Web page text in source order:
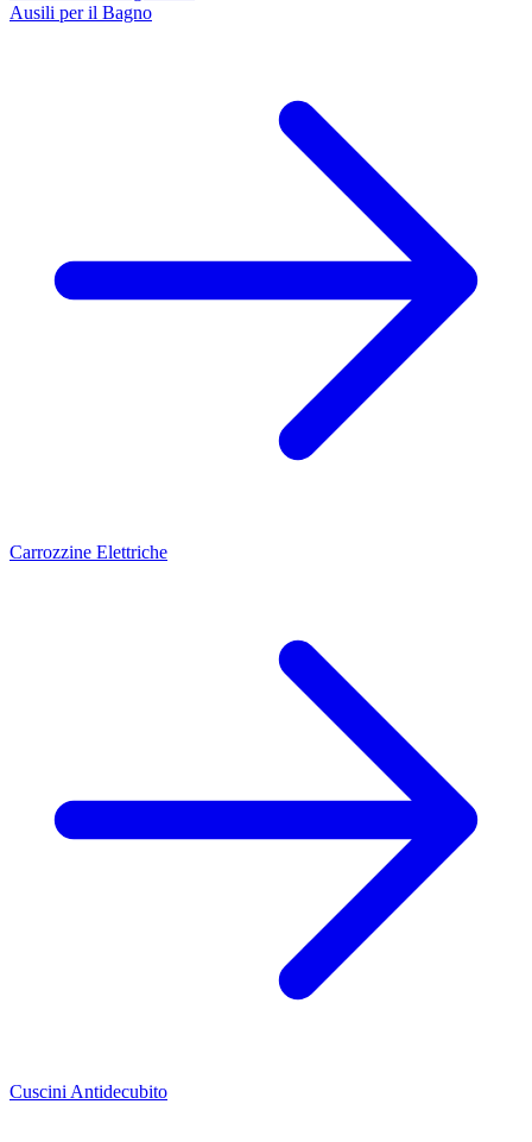
Ausili per il Bagno
Carrozzine Elettriche
Cuscini Antidecubito